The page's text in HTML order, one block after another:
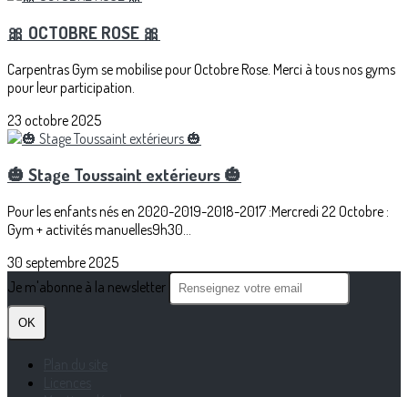
🎀 OCTOBRE ROSE 🎀
Carpentras Gym se mobilise pour Octobre Rose. Merci à tous nos gyms
pour leur participation.
23 octobre 2025
🎃 Stage Toussaint extérieurs 🎃
Pour les enfants nés en 2020-2019-2018-2017 :Mercredi 22 Octobre :
Gym + activités manuelles9h30...
30 septembre 2025
Je m'abonne à la newsletter
OK